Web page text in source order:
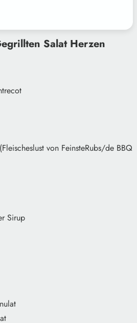
Salat Herzen
von FeinsteRubs/de BBQ
Sirup